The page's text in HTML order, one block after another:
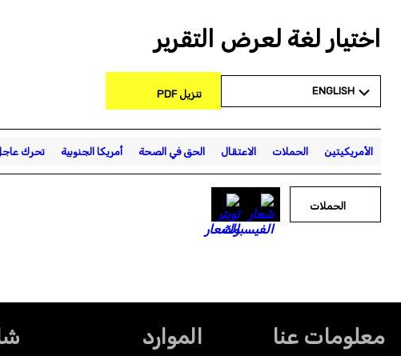
اختيار لغة لعرض التقرير
ENGLISH تنزيل PDF
الأمريكيتين الحملات الاعتقال الحق في الصحة أمريكا الجنوبية تحرك
الحملات
معلومات عنا الموارد